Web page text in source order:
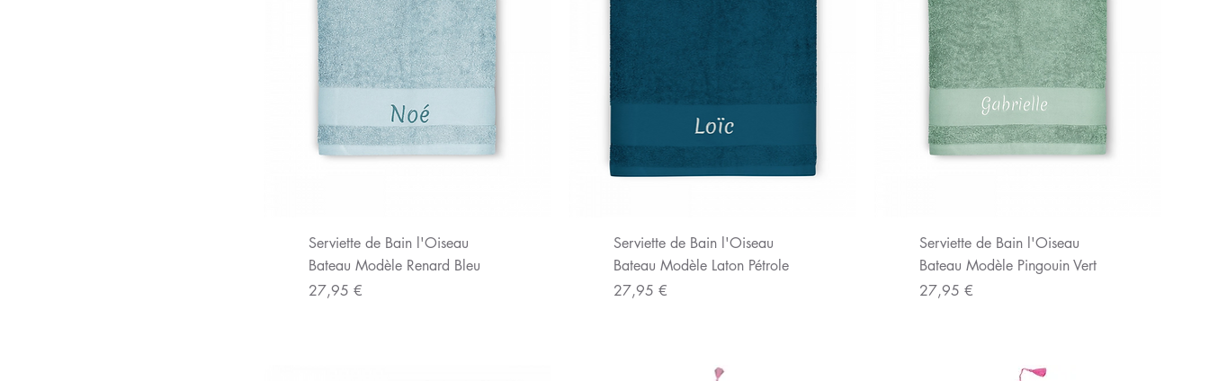
Aperçu rapide
Serviette de Bain l'Oiseau
Bateau Modèle Renard Bleu
Prix
27,95 €
Aperçu rapide
Serviette de Bain l'Oiseau
Bateau Modèle Laton Pétrole
Prix
27,95 €
Aperçu rapide
Serviette de Bain l'Oiseau
Bateau Modèle Pingouin Vert
Prix
27,95 €